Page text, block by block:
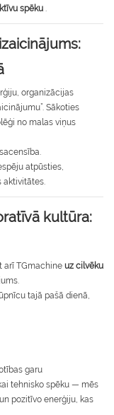
spēku .
organizācijas
Sākoties
no malas viņus
atpūsties,
aktivitātes.
kultūra:
arī TGmachine uz cilvēku
tajā pašā dienā,
garu
tehnisko spēku — mēs
pozitīvo enerģiju, kas